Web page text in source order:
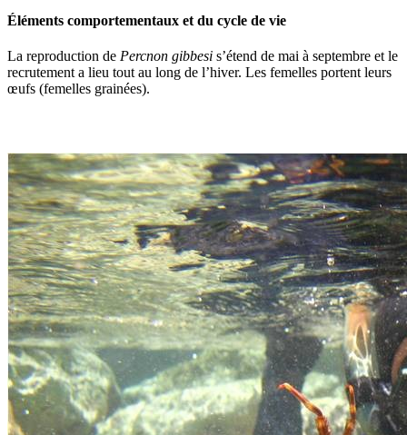
Éléments comportementaux et du cycle de vie
La reproduction de Percnon gibbesi s’étend de mai à septembre et le
recrutement a lieu tout au long de l’hiver. Les femelles portent leurs
œufs (femelles grainées).